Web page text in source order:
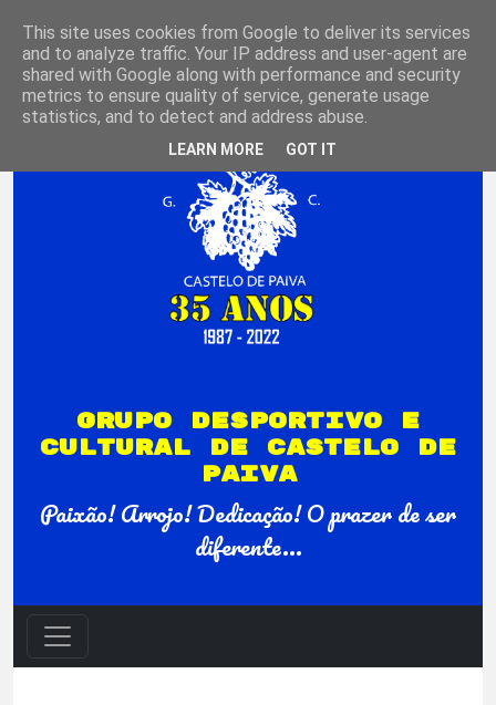
Domingo - 09 Agosto 2026
GRUPO DESPORTIVO E
CULTURAL DE CASTELO DE
PAIVA
Paixão! Arrojo! Dedicação! O prazer de ser
diferente...
This site uses cookies from Google to deliver its services
and to analyze traffic. Your IP address and user-agent are
shared with Google along with performance and security
metrics to ensure quality of service, generate usage
statistics, and to detect and address abuse.
LEARN MORE GOT IT